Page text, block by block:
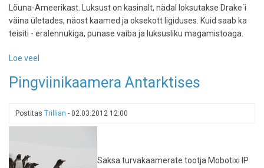
Lõuna-Ameerikast. Luksust on kasinalt, nädal loksutakse Drake´i
väina ületades, näost kaamed ja oksekott ligiduses. Kuid saab ka
teisiti - eralennukiga, punase vaiba ja luksusliku magamistoaga.
Loe veel
turism
Antarktikasse:
nädalaks
Pingviinikaamera Antarktises
Postitas Trillian - 02.03.2012 12:00
Saksa turvakaamerate tootja Mobotixi IP